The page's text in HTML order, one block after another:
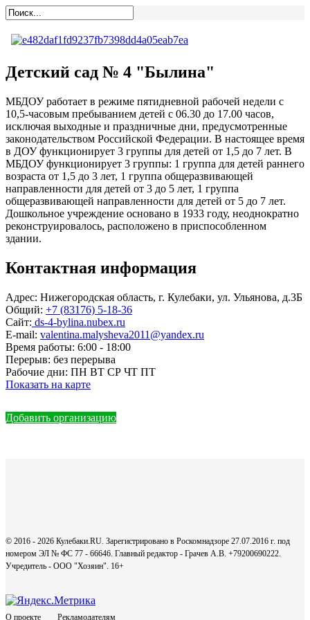
Детский сад № 4 "Былина"
МБДОУ работает в режиме пятидневной рабочей недели с
10,5-часовым пребыванием детей с 06.30 до 17.00 часов,
исключая выходные и праздничные дни, предусмотренные
законодательством Российской Федерации. В настоящее время
в ДОУ функционирует 3 группы для детей от 1,5 до 7 лет. В
МБДОУ функционирует 3 группы: 1 группа для детей раннего
возраста от 1,5 до 3 лет, 1 группа общеразвивающей
направленности для детей от 3 до 5 лет, 1 группа
общеразвивающей направленности для детей от 5 до 7 лет.
Дошкольное учреждение основано в 1933 году, неоднократно
реконструировалось, расположено в приспособленном
здании.
Контактная информация
Адрес: Нижегородская область, г. Кулебаки, ул. Ульянова, д.3Б
Общий: +7 (83176) 5-18-36
Сайт: ds-4-bylina.nubex.ru
E-mail: valentina.malysheva2011@yandex.ru
Время работы: 6:00 - 18:00
Перерыв: без перерыва
Рабочие дни: ПН ВТ СР ЧТ ПТ
Показать на карте
Добавить организацию
© 2016 - 2026 Кулебаки.RU. Зарегистрировано в Роскомнадзоре 27.07.2016 г. под
номером ЭЛ № ФС 77 - 66646. Главный редактор - Грачев А.В. +79200690222.
Учредитель - ООО "Хозяин". 16+
О проекте Рекламодателям